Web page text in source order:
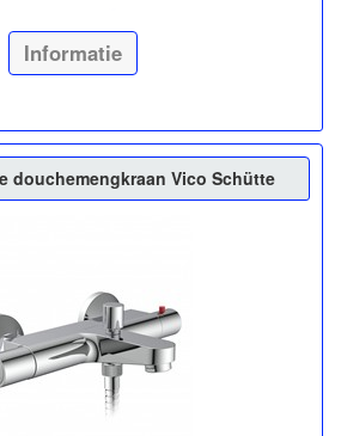
Informatie
douchemengkraan Vico Schütte